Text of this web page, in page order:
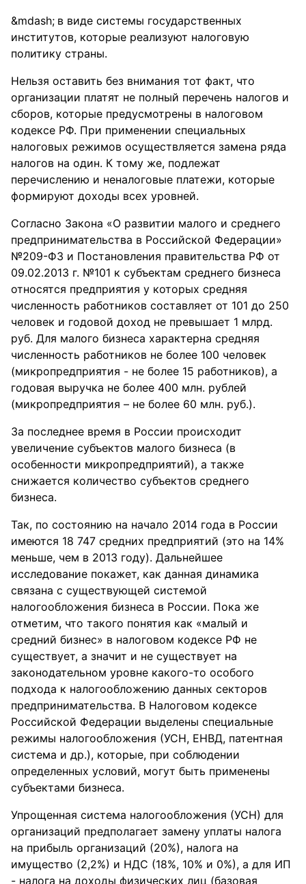
в виде системы государственных
институтов, которые реализуют налоговую
политику страны.
Нельзя оставить без внимания тот факт, что
организации платят не полный перечень налогов и
сборов, которые предусмотрены в налоговом
кодексе РФ. При применении специальных
налоговых режимов осуществляется замена ряда
налогов на один. К тому же, подлежат
перечислению и неналоговые платежи, которые
формируют доходы всех уровней.
Согласно Закона «О развитии малого и среднего
предпринимательства в Российской Федерации»
№209-ФЗ и Постановления правительства РФ от
09.02.2013 г. №101 к субъектам среднего бизнеса
относятся предприятия у которых средняя
численность работников составляет от 101 до 250
человек и годовой доход не превышает 1 млрд.
руб. Для малого бизнеса характерна средняя
численность работников не более 100 человек
(микропредприятия - не более 15 работников), а
годовая выручка не более 400 млн. рублей
(микропредприятия – не более 60 млн. руб.).
За последнее время в России происходит
увеличение субъектов малого бизнеса (в
особенности микропредприятий), а также
снижается количество субъектов среднего
бизнеса.
Так, по состоянию на начало 2014 года в России
имеются 18 747 средних предприятий (это на 14%
меньше, чем в 2013 году). Дальнейшее
исследование покажет, как данная динамика
связана с существующей системой
налогообложения бизнеса в России. Пока же
отметим, что такого понятия как «малый и
средний бизнес» в налоговом кодексе РФ не
существует, а значит и не существует на
законодательном уровне какого-то особого
подхода к налогообложению данных секторов
предпринимательства. В Налоговом кодексе
Российской Федерации выделены специальные
режимы налогообложения (УСН, ЕНВД, патентная
система и др.), которые, при соблюдении
определенных условий, могут быть применены
субъектами бизнеса.
Упрощенная система налогообложения (УСН) для
организаций предполагает замену уплаты налога
на прибыль организаций (20%), налога на
имущество (2,2%) и НДС (18%, 10% и 0%), а для ИП
- налога на доходы физических лиц (базовая